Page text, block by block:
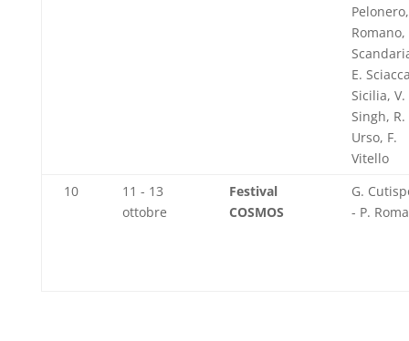
Romano,
E.
Sicilia, V.
Singh, R.
Urso, F.
Vitello
10
11 - 13
ottobre
Festival
COSMOS
G.
- P.